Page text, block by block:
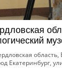
Екатеринбург,